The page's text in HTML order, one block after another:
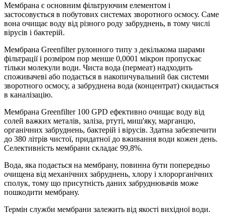
Мембрана є основним фільтруючим елементом і
застосовується в побутових системах зворотного осмосу. Саме
вона очищає воду від різного роду забруднень, в тому числі
вірусів і бактерій.
Мембрана Greenfilter рулонного типу з декількома шарами
фільтрації і розміром пор менше 0,0001 мікрон пропускає
тільки молекули води. Чиста вода (пермеат) надходить
споживачеві або подається в накопичувальний бак системи
зворотного осмосу, а забруднена вода (концентрат) скидається
в каналізацію.
Мембрана Greenfilter 100 GPD ефективно очищає воду від
солей важких металів, заліза, ртуті, миш'яку, марганцю,
органічних забруднень, бактерій і вірусів. Здатна забезпечити
до 380 літрів чистої, придатної до вживання води кожен день.
Селективність мембрани складає 99,8%.
Вода, яка подається на мембрану, повинна бути попередньо
очищена від механічних забруднень, хлору і хлорорганічних
сполук, тому що присутність даних забруднювачів може
пошкодити мембрану.
Термін служби мембрани залежить від якості вихідної води.